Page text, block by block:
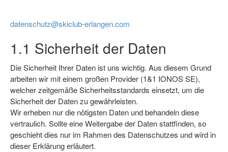
datenschutz@skiclub-erlangen.com
1.1 Sicherheit der Daten
Die Sicherheit Ihrer Daten ist uns wichtig. Aus diesem Grund
arbeiten wir mit einem großen Provider (1&1 IONOS SE),
welcher zeitgemäße Sicherheitsstandards einsetzt, um die
Sicherheit der Daten zu gewährleisten.
Wir erheben nur die nötigsten Daten und behandeln diese
vertraulich. Sollte eine Weitergabe der Daten stattfinden, so
geschieht dies nur im Rahmen des Datenschutzes und wird in
dieser Erklärung erläutert.